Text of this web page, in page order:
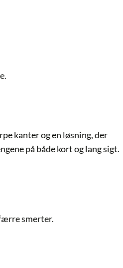
kanter og en løsning, der
på både kort og lang sigt.
smerter.